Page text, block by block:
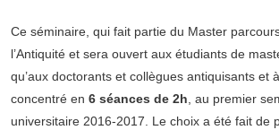
Ce séminaire, qui fait partie du Master
l’Antiquité et sera ouvert aux étudiants de
qu’aux doctorants et collègues antiquisants et
concentré en 6 séances de 2h, au premier
universitaire 2016-2017. Le choix a été fait de